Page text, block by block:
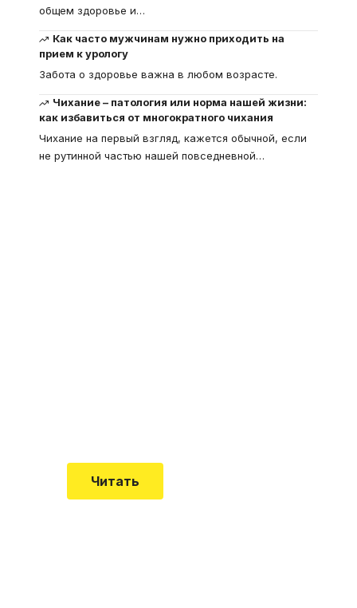
общем здоровье и…
Как часто мужчинам нужно приходить на
прием к урологу
Забота о здоровье важна в любом возрасте.
Чихание – патология или норма нашей жизни:
как избавиться от многократного чихания
Чихание на первый взгляд, кажется обычной, если
не рутинной частью нашей повседневной…
Читать